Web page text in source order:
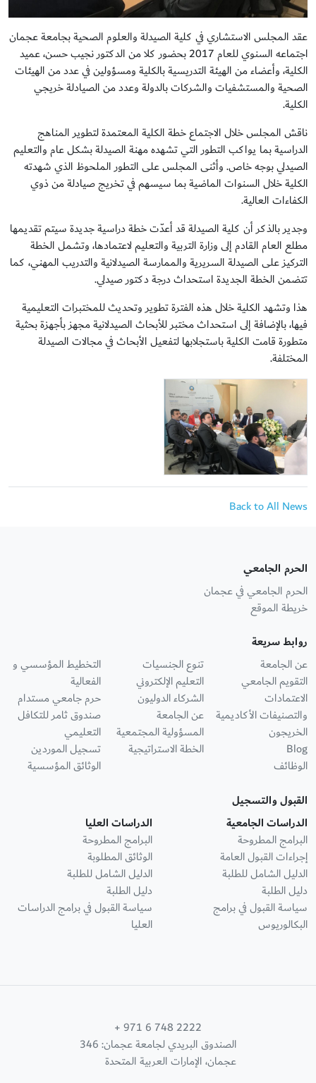
عقد المجلس الاستشاري في كلية الصيدلة والعلوم الصحية بجامعة عجمان
اجتماعه السنوي للعام 2017 بحضور كلا من الدكتور نجيب حسن، عميد
الكلية، وأعضاء من الهيئة التدريسية بالكلية ومسؤولين في عدد من الهيئات
الصحية والمستشفيات والشركات بالدولة وعدد من الصيادلة خريجي
الكلية.
ناقش المجلس خلال الاجتماع خطة الكلية المعتمدة لتطوير المناهج
الدراسية بما يواكب التطور التي تشهده مهنة الصيدلة بشكل عام والتعليم
الصيدلي بوجه خاص. وأثنى المجلس على التطور الملحوظ الذي شهدته
الكلية خلال السنوات الماضية بما سيسهم في تخريج صيادلة من ذوي
الكفاءات العالية.
وجدير بالذكر أن كلية الصيدلة قد أعدّت خطة دراسية جديدة سيتم تقديمها
مطلع العام القادم إلى وزارة التربية والتعليم لاعتمادها، وتشمل الخطة
التركيز على الصيدلة السريرية والممارسة الصيدلانية والتدريب المهني، كما
تتضمن الخطة الجديدة استحداث درجة دكتور صيدلي.
هذا وتشهد الكلية خلال هذه الفترة تطوير وتحديث للمختبرات التعليمية
فيها، بالإضافة إلى استحداث مختبر للأبحاث الصيدلانية مجهز بأجهزة بحثية
متطورة قامت الكلية باستجلابها لتفعيل الأبحاث في مجالات الصيدلة
المختلفة.
Back to All News
الحرم الجامعي
الحرم الجامعي في عجمان
خريطة الموقع
روابط سريعة
عن الجامعة
التقويم الجامعي
الاعتمادات
والتصنيفات الأكاديمية
الخريجون
Blog
الوظائف
تنوع الجنسيات
التعليم الإلكتروني
الشركاء الدوليون
عن الجامعة
المسؤولية المجتمعية
الخطة الاستراتيجية
التخطيط المؤسسي و
الفعالية
حرم جامعي مستدام
صندوق ثامر للتكافل
التعليمي
تسجيل الموردين
الوثائق المؤسسية
القبول والتسجيل
الدراسات الجامعية
البرامج المطروحة
إجراءات القبول العامة
الدليل الشامل للطلبة
دليل الطلبة
سياسة القبول في برامج
البكالوريوس
الدراسات العليا
البرامج المطروحة
الوثائق المطلوبة
الدليل الشامل للطلبة
دليل الطلبة
سياسة القبول في برامج الدراسات
العليا
+ 971 6 748 2222
الصندوق البريدي لجامعة عجمان: 346
عجمان، الإمارات العربية المتحدة